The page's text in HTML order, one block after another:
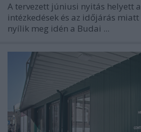
A tervezett júniusi nyitás helyett
intézkedések és az időjárás
nyílik meg idén a Budai ...